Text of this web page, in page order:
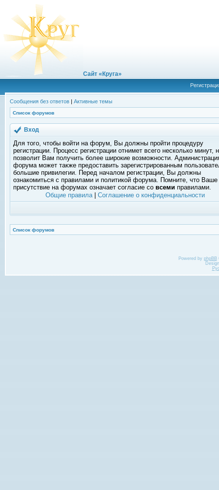
Сайт «Круга»
Сообщения без ответов | Активные темы
Список форумов
Вход
Для того, чтобы войти на форум, Вы должны пройти процедуру
регистрации. Процесс регистрации отнимет всего несколько минут,
позволит Вам получить более широкие возможности.
форума может также предоставить зарегистрированным
большие привилегии. Перед началом регистрации, Вы должны
ознакомиться с правилами и политикой форума. Помните, что Ваше
присутствие на форумах означает согласие со всеми правилами.
Общие правила| Соглашение о конфиденциальности
Список форумов
Powered by phpBB